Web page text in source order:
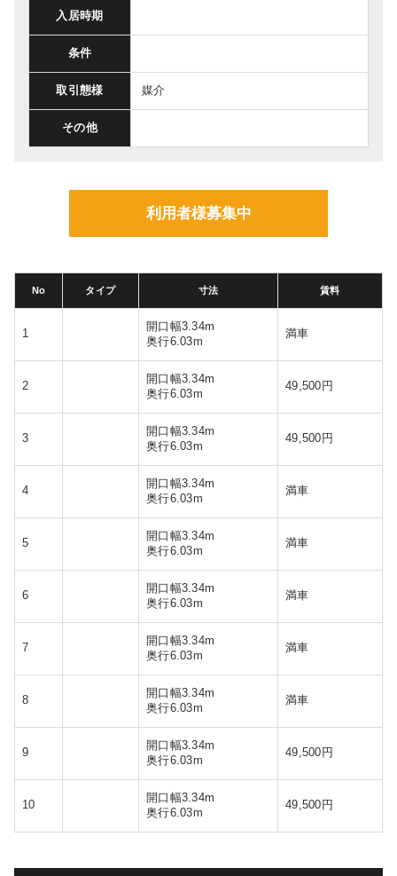
入居時期
条件
取引態様 媒介
その他
利用者様募集中
No タイプ 寸法 賃料
1
開口幅3.34m
奥行6.03m
満車
2
開口幅3.34m
奥行6.03m
49,500円
3
開口幅3.34m
奥行6.03m
49,500円
4
開口幅3.34m
奥行6.03m
満車
5
開口幅3.34m
奥行6.03m
満車
6
開口幅3.34m
奥行6.03m
満車
7
開口幅3.34m
奥行6.03m
満車
8
開口幅3.34m
奥行6.03m
満車
9
開口幅3.34m
奥行6.03m
49,500円
10
開口幅3.34m
奥行6.03m
49,500円